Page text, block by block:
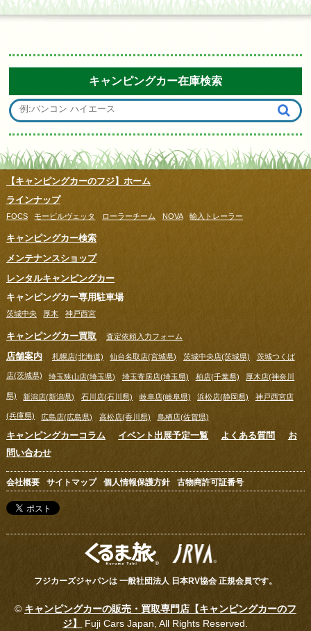
キャンピングカー在庫検索
【キャンピングカーのフジ】ホーム
ラインナップ
FOCS モービルヴェッタ ローラーチーム NOVA 輸入トレーラー
キャンピングカー検索
メンテナンスショップ
レンタルキャンピングカー
キャンピングカー専用駐車場
茨城中央 厚木 神戸西宮
キャンピングカー買取 査定依頼入力フォーム
店舗案内 札幌店(北海道) 仙台名取店(宮城県) 茨城中央店(茨城県) 茨城つくば
店(茨城県) 埼玉狭山店(埼玉県) 埼玉寄居店(埼玉県) 柏店(千葉県) 厚木店(神奈川
県) 新潟店(新潟県) 石川店(石川県) 岐阜店(岐阜県) 浜松店(静岡県) 神戸西宮店
(兵庫県) 広島店(広島県) 高松店(香川県) 鳥栖店(佐賀県)
キャンピングカーコラム イベント出展予定一覧 よくある質問
お
問い合わせ
会社概要 サイトマップ 個人情報保護方針 古物商許可証番号
フジカーズジャパンは 一般社団法人 日本RV協会 正規会員です。
© キャンピングカーの販売・買取専門店【キャンピングカーのフ
ジ】
Fuji Cars Japan, All Rights Reserved.